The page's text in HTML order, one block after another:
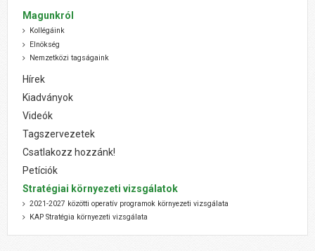
Magunkról
Kollégáink
Elnökség
Nemzetközi tagságaink
Hírek
Kiadványok
Videók
Tagszervezetek
Csatlakozz hozzánk!
Petíciók
Stratégiai környezeti vizsgálatok
2021-2027 közötti operatív programok környezeti vizsgálata
KAP Stratégia környezeti vizsgálata